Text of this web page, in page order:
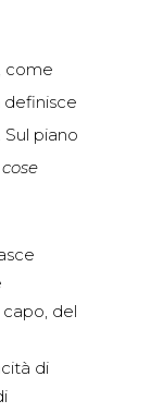
come
definisce
. Sul piano
cose
del
di